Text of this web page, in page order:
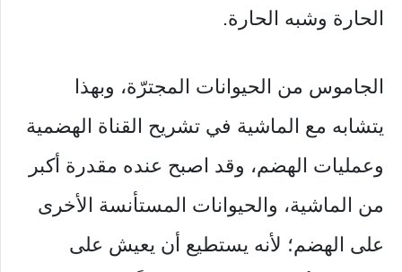
الحارة وشبه الحارة.
الجاموس من الحيوانات المجترّة، وبهذا
يتشابه مع الماشية في تشريح القناة الهضمية
وعمليات الهضم، وقد اصبح عنده مقدرة أكبر
من الماشية، والحيوانات المستأنسة الأخرى
على الهضم؛ لأنه يستطيع أن يعيش على